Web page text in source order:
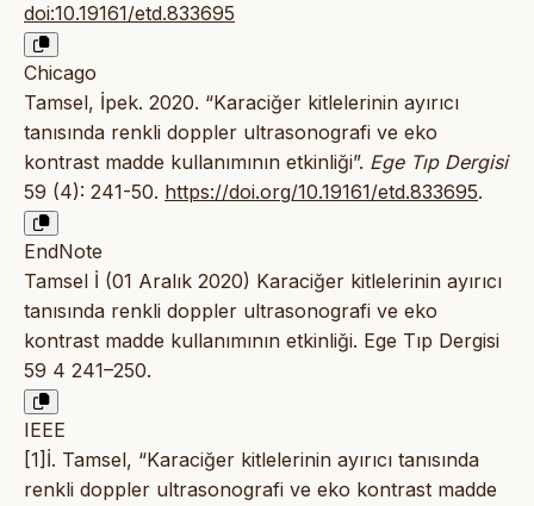
doi:10.19161/etd.833695
Chicago
Tamsel, İpek. 2020. “Karaciğer kitlelerinin ayırıcı
tanısında renkli doppler ultrasonografi ve eko
kontrast madde kullanımının etkinliği”. Ege Tıp Dergisi
59 (4): 241-50. https://doi.org/10.19161/etd.833695.
EndNote
Tamsel İ (01 Aralık 2020) Karaciğer kitlelerinin ayırıcı
tanısında renkli doppler ultrasonografi ve eko
kontrast madde kullanımının etkinliği. Ege Tıp Dergisi
59 4 241–250.
IEEE
[1]İ. Tamsel, “Karaciğer kitlelerinin ayırıcı tanısında
renkli doppler ultrasonografi ve eko kontrast madde